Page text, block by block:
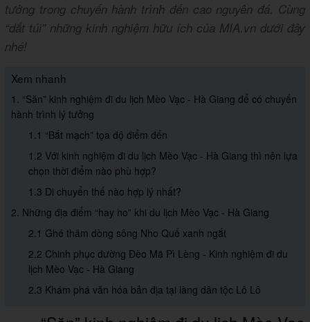
tưởng trong chuyến hành trình đến cao nguyên đá. Cùng
“dắt túi” những kinh nghiệm hữu ích của MIA.vn dưới đây
nhé!
Xem nhanh
1. “Săn” kinh nghiệm đi du lịch Mèo Vạc - Hà Giang để có chuyến
hành trình lý tưởng
1.1 “Bắt mạch” tọa độ điểm đến
1.2 Với kinh nghiệm đi du lịch Mèo Vạc - Hà Giang thì nên lựa
chọn thời điểm nào phù hợp?
1.3 Di chuyển thế nào hợp lý nhất?
2. Những địa điểm “hay ho” khi du lịch Mèo Vạc - Hà Giang
2.1 Ghé thăm dòng sông Nho Quế xanh ngắt
2.2 Chinh phục đường Đèo Mã Pì Lèng - Kinh nghiệm đi du
lịch Mèo Vạc - Hà Giang
2.3 Khám phá văn hóa bản địa tại làng dân tộc Lô Lô